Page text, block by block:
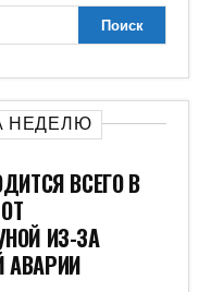
НЕДЕЛЮ
ВСЕГО В
ИЗ-ЗА
АВАРИИ